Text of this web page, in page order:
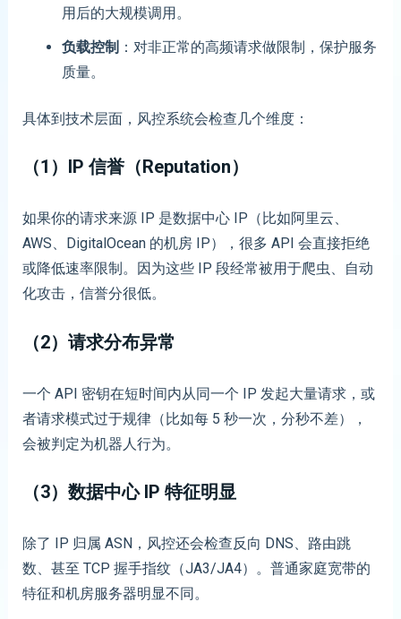
用后的大规模调用。
负载控制 ：对非正常的高频请求做限制，保护服务
质量。
具体到技术层面，风控系统会检查几个维度：
（1） IP 信誉（Reputation）
如果你的请求来源 IP 是数据中心 IP（比如阿里云、
AWS、DigitalOcean 的机房 IP），很多 API 会直接拒绝
或降低速率限制。因为这些 IP 段经常被用于爬虫、自动
化攻击，信誉分很低。
（2） 请求分布异常
一个 API 密钥在短时间内从同一个 IP 发起大量请求，或
者请求模式过于规律（比如每 5 秒一次，分秒不差），
会被判定为机器人行为。
（3） 数据中心 IP 特征明显
除了 IP 归属 ASN，风控还会检查反向 DNS、路由跳
数、甚至 TCP 握手指纹（JA3/JA4）。普通家庭宽带的
特征和机房服务器明显不同。